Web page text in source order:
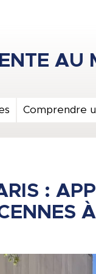
Comprendre
: